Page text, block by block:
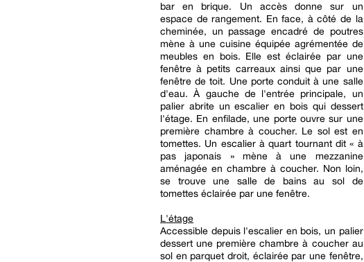
bar en brique. Un accès donne sur un
espace de rangement. En face, à côté de la
cheminée, un passage encadré de poutres
mène à une cuisine équipée agrémentée de
meubles en bois. Elle est éclairée par une
fenêtre à petits carreaux ainsi que par une
fenêtre de toit. Une porte conduit à une salle
d'eau. À gauche de l'entrée principale, un
palier abrite un escalier en bois qui dessert
l'étage. En enfilade, une porte ouvre sur une
première chambre à coucher. Le sol est en
tomettes. Un escalier à quart tournant dit « à
pas japonais » mène à une mezzanine
aménagée en chambre à coucher. Non loin,
se trouve une salle de bains au sol de
tomettes éclairée par une fenêtre.
L'étage
Accessible depuis l'escalier en bois, un palier
dessert une première chambre à coucher au
sol en parquet droit, éclairée par une fenêtre,